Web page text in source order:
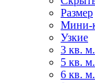
Размер
Мини-
Узкие
3 кв. м.
5 кв. м.
6 кв. м.